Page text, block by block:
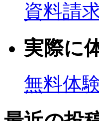
資料請
実際に
無料体